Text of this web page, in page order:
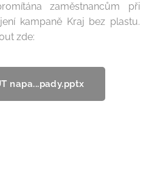
zaměstnancům při
kampaně Kraj bez plastu.
zde:
napa...pady.pptx